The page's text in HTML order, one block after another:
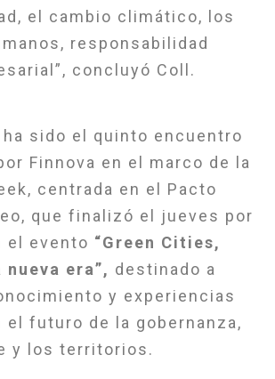
el cambio climático, los
responsabilidad
concluyó Coll.
sido el quinto encuentro
Finnova en el marco de la
centrada en el Pacto
que finalizó el jueves por
el evento “Green Cities,
era”, destinado a
y experiencias
el futuro de la gobernanza,
y los territorios.